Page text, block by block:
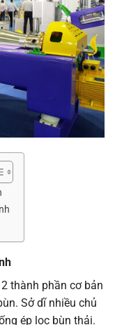
thành phần cơ bản
Sở dĩ nhiều chủ
ép lọc bùn thải.